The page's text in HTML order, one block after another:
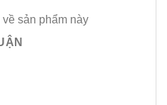
sản phẩm này